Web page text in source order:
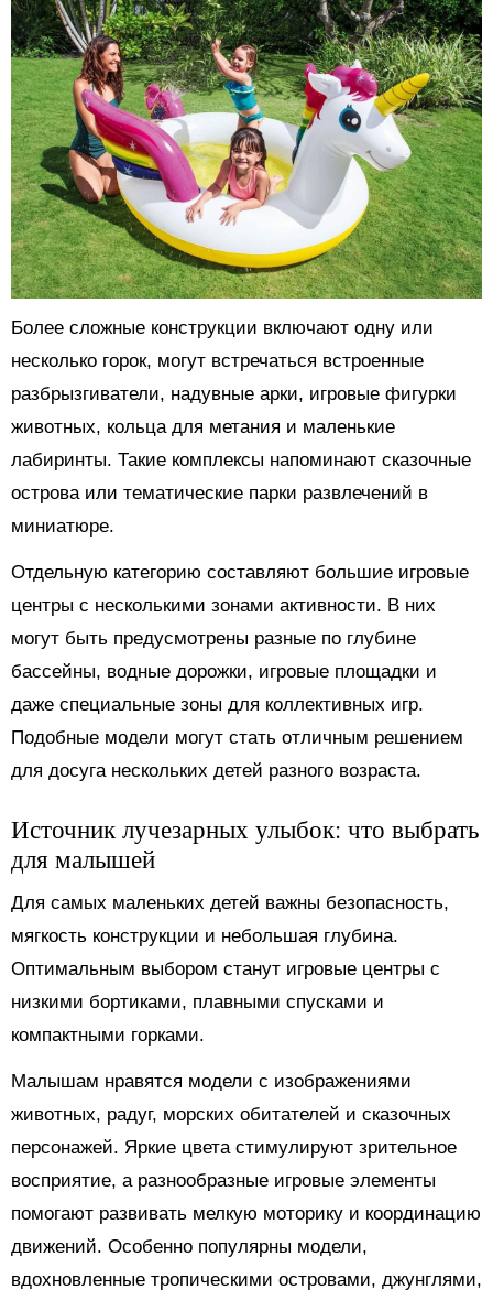
Более сложные конструкции включают одну или
несколько горок, могут встречаться встроенные
разбрызгиватели, надувные арки, игровые фигурки
животных, кольца для метания и маленькие
лабиринты. Такие комплексы напоминают сказочные
острова или тематические парки развлечений в
миниатюре.
Отдельную категорию составляют большие игровые
центры с несколькими зонами активности. В них
могут быть предусмотрены разные по глубине
бассейны, водные дорожки, игровые площадки и
даже специальные зоны для коллективных игр.
Подобные модели могут стать отличным решением
для досуга нескольких детей разного возраста.
Источник лучезарных улыбок: что выбрать
для малышей
Для самых маленьких детей важны безопасность,
мягкость конструкции и небольшая глубина.
Оптимальным выбором станут игровые центры с
низкими бортиками, плавными спусками и
компактными горками.
Малышам нравятся модели с изображениями
животных, радуг, морских обитателей и сказочных
персонажей. Яркие цвета стимулируют зрительное
восприятие, а разнообразные игровые элементы
помогают развивать мелкую моторику и координацию
движений. Особенно популярны модели,
вдохновленные тропическими островами, джунглями,